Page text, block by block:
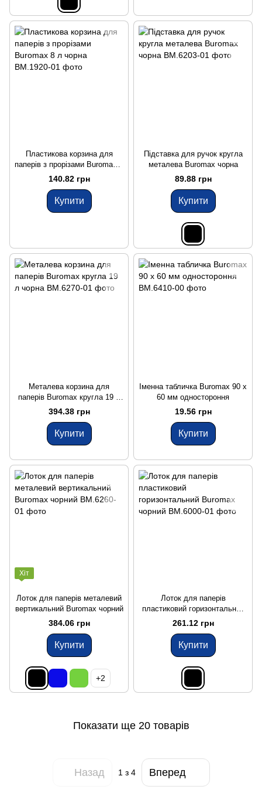
Пластикова корзина для
паперів з прорізами Buromax 8
л чорна
140.82 грн
Купити
Підставка для ручок кругла
металева Buromax чорна
89.88 грн
Купити
Металева корзина для
паперів Buromax кругла 19 л
чорна
394.38 грн
Купити
Іменна табличка Buromax 90 x
60 мм одностороння
19.56 грн
Купити
Хіт
Лоток для паперів металевий
вертикальний Buromax чорний
384.06 грн
Купити
+2
Лоток для паперів
пластиковий горизонтальний
Buromax чорний
261.12 грн
Купити
Показати ще 20 товарів
Назад 1з 4 Вперед